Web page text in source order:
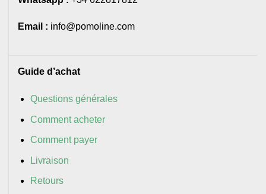
Email : info@pomoline.com
Guide d’achat
Questions générales
Comment acheter
Comment payer
Livraison
Retours